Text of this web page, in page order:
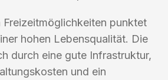
Freizeitmöglichkeiten punktet
hohen Lebensqualität. Die
durch eine gute Infrastruktur,
und ein